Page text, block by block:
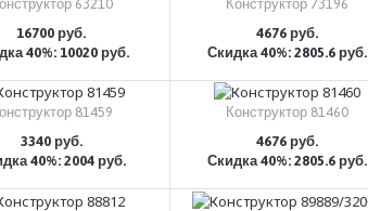
63210
16700 руб.
40%: 10020 руб.
КУПИТЬ
Конструктор 73196
4676 руб.
Скидка 40%: 2805.6 руб.
КУПИТЬ
81459
3340 руб.
40%: 2004 руб.
КУПИТЬ
Конструктор 81460
4676 руб.
Скидка 40%: 2805.6 руб.
КУПИТЬ